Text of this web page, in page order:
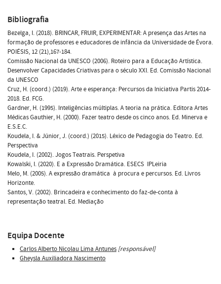
Bibliografia
Bezelga, I. (2018). BRINCAR, FRUIR, EXPERIMENTAR: A presença das Artes na
formação de professores e educadores de infância da Universidade de Évora.
POIÉSIS, 12 (21),167-184.
Comissão Nacional da UNESCO (2006). Roteiro para a Educação Artística.
Desenvolver Capacidades Criativas para o século XXI. Ed. Comissão Nacional
da UNESCO
Cruz, H. (coord.) (2019). Arte e esperança: Percursos da Iniciativa Partis 2014-
2018. Ed. FCG.
Gardner, H. (1995). Inteligências múltiplas. A teoria na prática. Editora Artes
Médicas Gauthier, H. (2000). Fazer teatro desde os cinco anos. Ed. Minerva e
E.S.E.C.
Koudela, I. & Júnior, J. (coord.) (2015). Léxico de Pedagogia do Teatro. Ed.
Perspectiva
Koudela, I. (2002). Jogos Teatrais. Perspetiva
Kowalski, I. (2020). E a Expressão Dramática. ESECS  IPLeiria
Melo, M. (2005). A expressão dramática  à procura e percursos. Ed. Livros
Horizonte.
Santos, V. (2002). Brincadeira e conhecimento do faz-de-conta à
representação teatral. Ed. Mediação
Equipa Docente
Carlos Alberto Nicolau Lima Antunes [responsável]
Gheysla Auxiliadora Nascimento